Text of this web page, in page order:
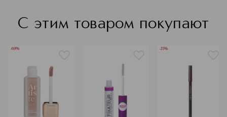
С этим товаром покупают
-69% -35%